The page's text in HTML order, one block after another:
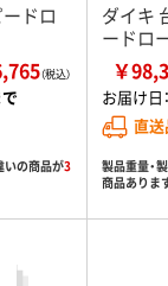
ドロ
いの商品が3
ダイキ
ードロ
￥
お届け日：
直送
製品重量・
商品ありま